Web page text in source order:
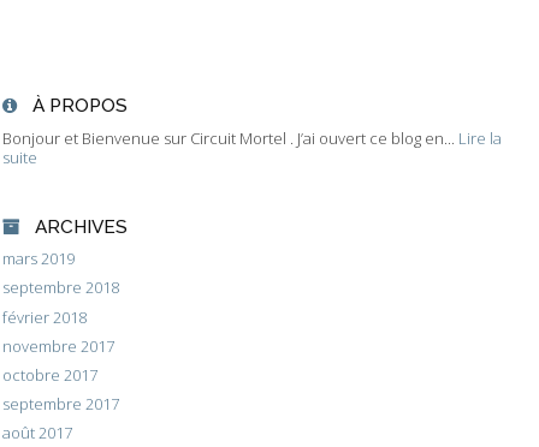
À PROPOS
Bonjour et Bienvenue sur Circuit Mortel . J’ai ouvert ce blog en... Lire la
suite
ARCHIVES
mars 2019
septembre 2018
février 2018
novembre 2017
octobre 2017
septembre 2017
août 2017